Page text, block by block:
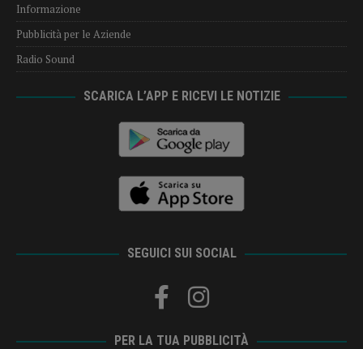
Informazione
Pubblicità per le Aziende
Radio Sound
SCARICA L’APP E RICEVI LE NOTIZIE
SEGUICI SUI SOCIAL
PER LA TUA PUBBLICITÀ